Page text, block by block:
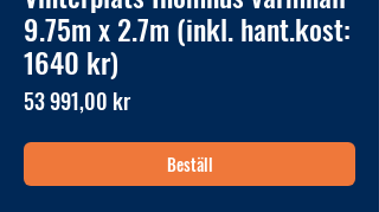
9.75m x 2.7m (inkl. hant.kost:
1640 kr)
53 991,00 krPris
Beställ